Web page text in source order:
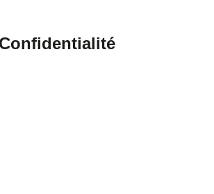
Confidentialité